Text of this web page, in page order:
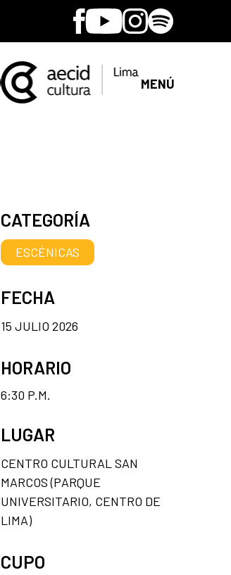
Facebook
YoutubeInstagram
Spotify
MENÚ
CATEGORÍA
ESCÉNICAS
FECHA
15 JULIO 2026
HORARIO
6:30 P.M.
LUGAR
CENTRO CULTURAL SAN
MARCOS (PARQUE
UNIVERSITARIO, CENTRO DE
LIMA)
CUPO